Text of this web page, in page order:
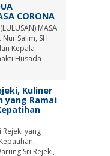
CORONA
MASA
Nur Salim, SH.
Kepala
Husada
Kuliner
yang Ramai
Rejeki yang
Sri Rejeki,